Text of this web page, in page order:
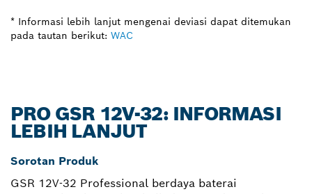
* Informasi lebih lanjut mengenai deviasi dapat ditemukan
pada tautan berikut: WAC
PRO GSR 12V-32: INFORMASI
LEBIH LANJUT
Sorotan Produk
GSR 12V-32 Professional berdaya baterai